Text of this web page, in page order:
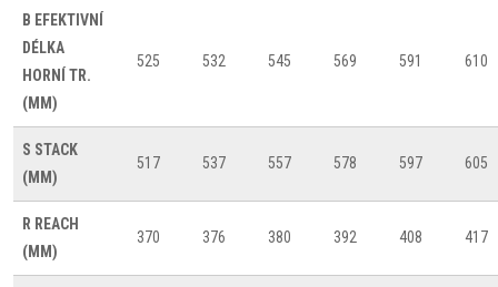
B EFEKTIVNÍ
DÉLKA
HORNÍ TR.
(MM)
525 532 545 569 591 610
S STACK
(MM)
517 537 557 578 597 605
R REACH
(MM)
370 376 380 392 408 417